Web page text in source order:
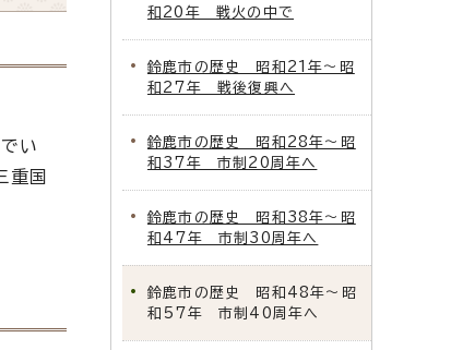
い
重国
和20年 戦火の中で
鈴鹿市の歴史 昭和21年～昭
和27年 戦後復興へ
鈴鹿市の歴史 昭和28年～昭
和37年 市制20周年へ
鈴鹿市の歴史 昭和38年～昭
和47年 市制30周年へ
鈴鹿市の歴史 昭和48年～昭
和57年 市制40周年へ